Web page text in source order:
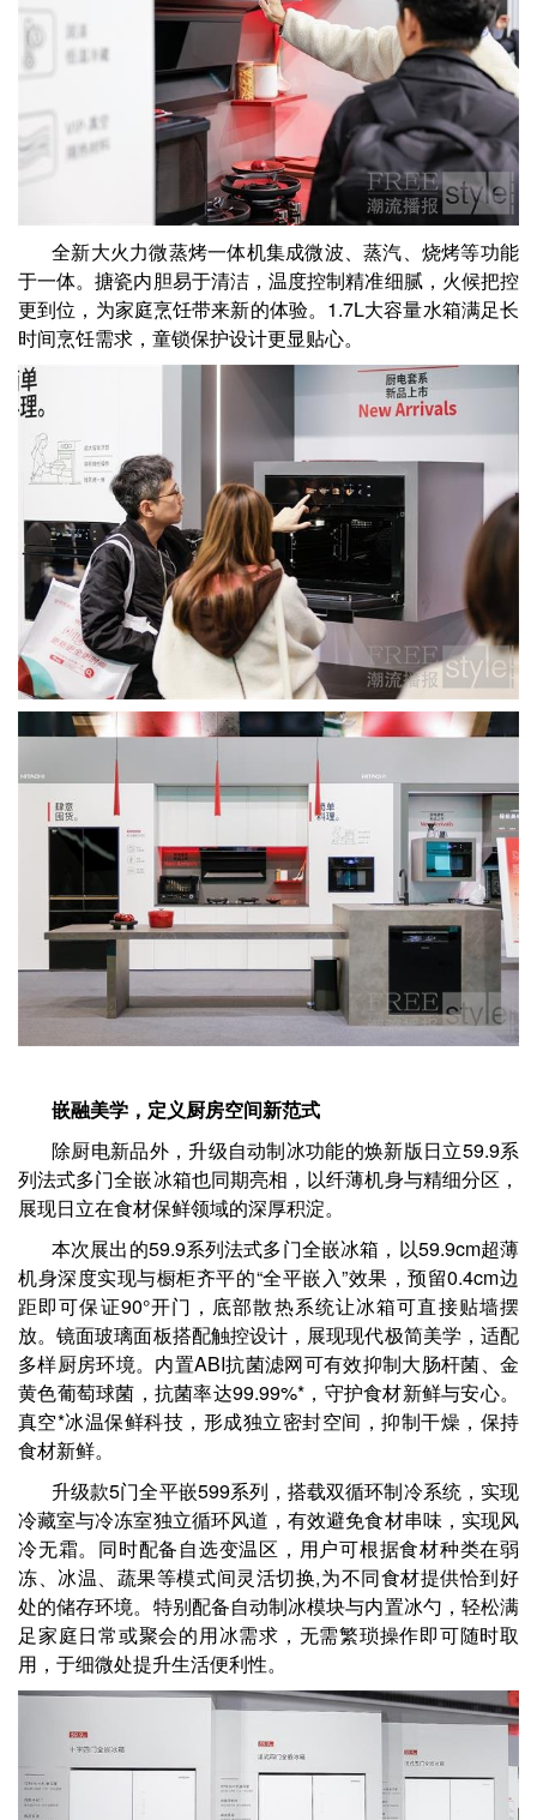
全新大火力微蒸烤一体机集成微波、蒸汽、烧烤等功能
于一体。搪瓷内胆易于清洁，温度控制精准细腻，火候把控
更到位，为家庭烹饪带来新的体验。1.7L大容量水箱满足长
时间烹饪需求，童锁保护设计更显贴心。
嵌融美学，定义厨房空间新范式
除厨电新品外，升级自动制冰功能的焕新版日立59.9系
列法式多门全嵌冰箱也同期亮相，以纤薄机身与精细分区，
展现日立在食材保鲜领域的深厚积淀。
本次展出的59.9系列法式多门全嵌冰箱，以59.9cm超薄
机身深度实现与橱柜齐平的“全平嵌入”效果，预留0.4cm边
距即可保证90°开门，底部散热系统让冰箱可直接贴墙摆
放。镜面玻璃面板搭配触控设计，展现现代极简美学，适配
多样厨房环境。内置ABI抗菌滤网可有效抑制大肠杆菌、金
黄色葡萄球菌，抗菌率达99.99%*，守护食材新鲜与安心。
真空*冰温保鲜科技，形成独立密封空间，抑制干燥，保持
食材新鲜。
升级款5门全平嵌599系列，搭载双循环制冷系统，实现
冷藏室与冷冻室独立循环风道，有效避免食材串味，实现风
冷无霜。同时配备自选变温区，用户可根据食材种类在弱
冻、冰温、蔬果等模式间灵活切换,为不同食材提供恰到好
处的储存环境。特别配备自动制冰模块与内置冰勺，轻松满
足家庭日常或聚会的用冰需求，无需繁琐操作即可随时取
用，于细微处提升生活便利性。